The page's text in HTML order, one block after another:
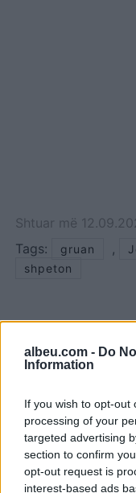
albeu.com - Do
Information
If you wish to opt-out
processing of your
targeted advertising
section to confirm
opt-out request is
interest-based ads
Shtuar më
Tags:
gruan ,
shpeton